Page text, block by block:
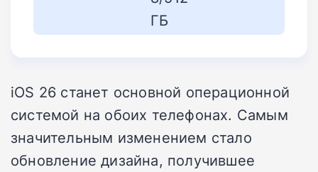
ГБ
iOS 26 станет основной операционной
системой на обоих телефонах. Самым
значительным изменением стало
обновление дизайна, получившее